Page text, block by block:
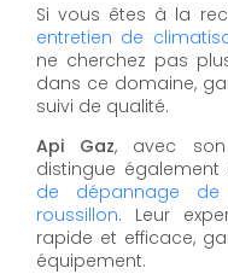
Si vous êtes à la
entretien de
ne cherchez pas
dans ce domaine,
suivi de qualité.
Api Gaz, avec son
distingue
de dépannage
roussillon. Leur
rapide et efficace,
équipement.